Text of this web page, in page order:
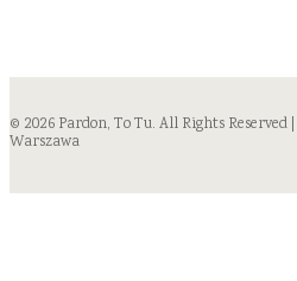
© 2026 Pardon, To Tu. All Rights Reserved
Warszawa